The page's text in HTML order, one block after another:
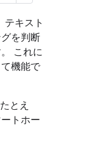
テキスト
を判断
これに
機能で
とえ
トホー